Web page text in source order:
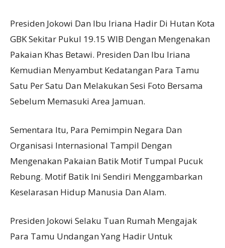
Presiden Jokowi Dan Ibu Iriana Hadir Di Hutan Kota
GBK Sekitar Pukul 19.15 WIB Dengan Mengenakan
Pakaian Khas Betawi. Presiden Dan Ibu Iriana
Kemudian Menyambut Kedatangan Para Tamu
Satu Per Satu Dan Melakukan Sesi Foto Bersama
Sebelum Memasuki Area Jamuan.
Sementara Itu, Para Pemimpin Negara Dan
Organisasi Internasional Tampil Dengan
Mengenakan Pakaian Batik Motif Tumpal Pucuk
Rebung. Motif Batik Ini Sendiri Menggambarkan
Keselarasan Hidup Manusia Dan Alam.
Presiden Jokowi Selaku Tuan Rumah Mengajak
Para Tamu Undangan Yang Hadir Untuk